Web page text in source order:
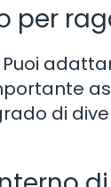
per
di